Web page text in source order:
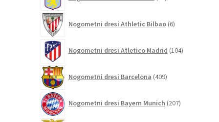
Nogometni dresi Athletic Bilbao 6izdelkov
Nogometni dresi Atletico Madrid 104izdelki
Nogometni dresi Barcelona 409izdelkov
Nogometni dresi Bayern Munich 207izdelkov